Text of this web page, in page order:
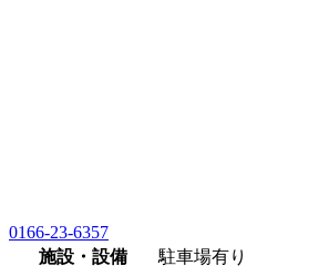
0166-23-6357
施設・設備
駐車場有り